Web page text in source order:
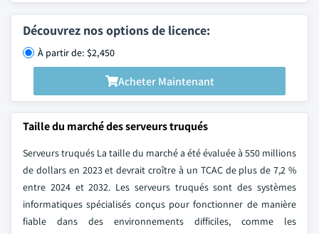
Découvrez nos options de licence:
À partir de: $2,450
Acheter Maintenant
Taille du marché des serveurs truqués
Serveurs truqués La taille du marché a été évaluée à 550 millions
de dollars en 2023 et devrait croître à un TCAC de plus de 7,2 %
entre 2024 et 2032. Les serveurs truqués sont des systèmes
informatiques spécialisés conçus pour fonctionner de manière
fiable dans des environnements difficiles, comme les